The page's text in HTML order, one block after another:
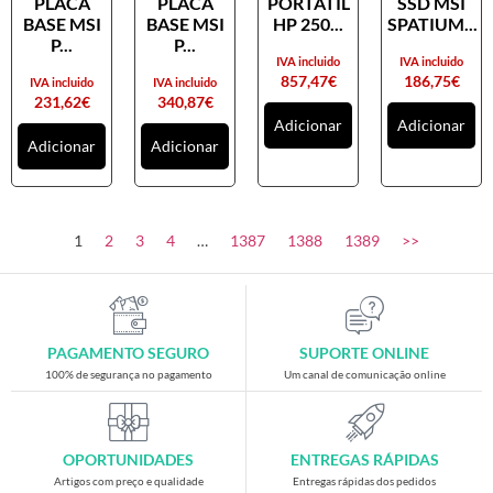
Placas gráficas
SAIS
Ventoínhas
Computadores
All-in-One
Gaming
Acessórios gaming
Cadeiras gaming
Merchandising
BASE MSI
P...
231,62€
IVA incluido
Adicionar
BASE MSI
P...
340,87€
IVA incluido
Adicionar
HP 250...
857,47€
IVA incluido
Adicionar
SPATIUM...
186,75€
IVA incluido
Adicionar
1 2 3 4 … 1387 1388 1389 >>
PAGAMENTO SEGURO
100% de segurança no pagamento
SUPORTE ONLINE
Um canal de comunicação online
OPORTUNIDADES
Artigos com preço e qualidade
ENTREGAS RÁPIDAS
Entregas rápidas dos pedidos